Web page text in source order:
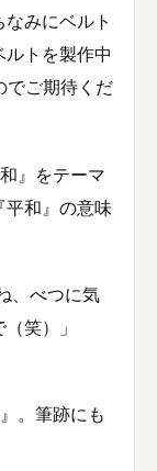
なみにベルト
トを製作中
でご期待くだ
』をテーマ
平和』の意味
、べつに気
笑）」
。筆跡にも